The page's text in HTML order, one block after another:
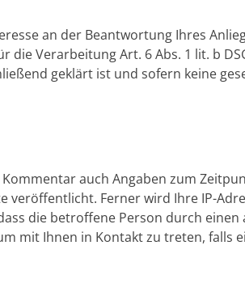
an der Beantwortung Ihres
Verarbeitung Art. 6 Abs. 1 lit. b
geklärt ist und sofern keine
auch Angaben zum
Ferner wird Ihre IP-
die betroffene Person durch
mit Ihnen in Kontakt zu treten, falls